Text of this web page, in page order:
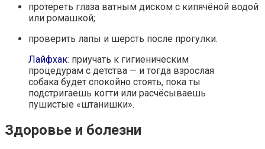
протереть глаза ватным диском с кипячёной водой
или ромашкой;
проверить лапы и шерсть после прогулки.
Лайфхак: приучать к гигиеническим
процедурам с детства — и тогда взрослая
собака будет спокойно стоять, пока ты
подстригаешь когти или расчёсываешь
пушистые «штанишки».
Здоровье и болезни